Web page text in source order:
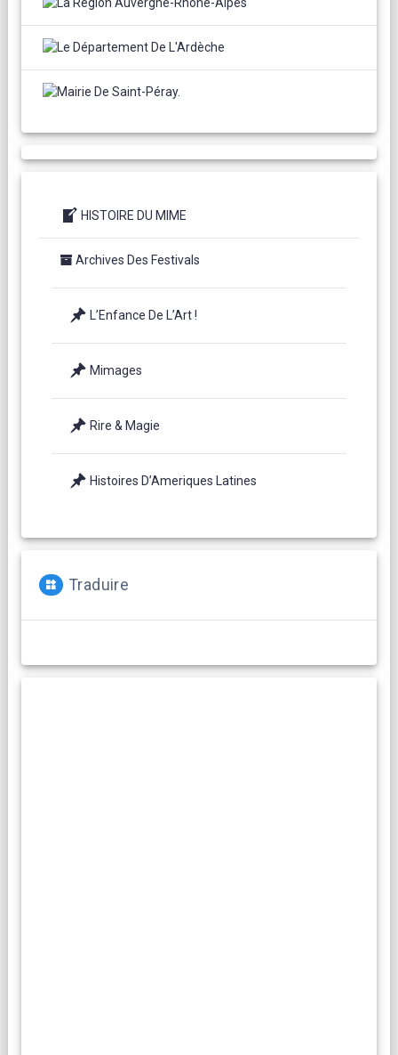
HISTOIRE DU MIME
Archives Des Festivals
L’Enfance De L’Art !
Mimages
Rire & Magie
Histoires D’Ameriques Latines
Traduire